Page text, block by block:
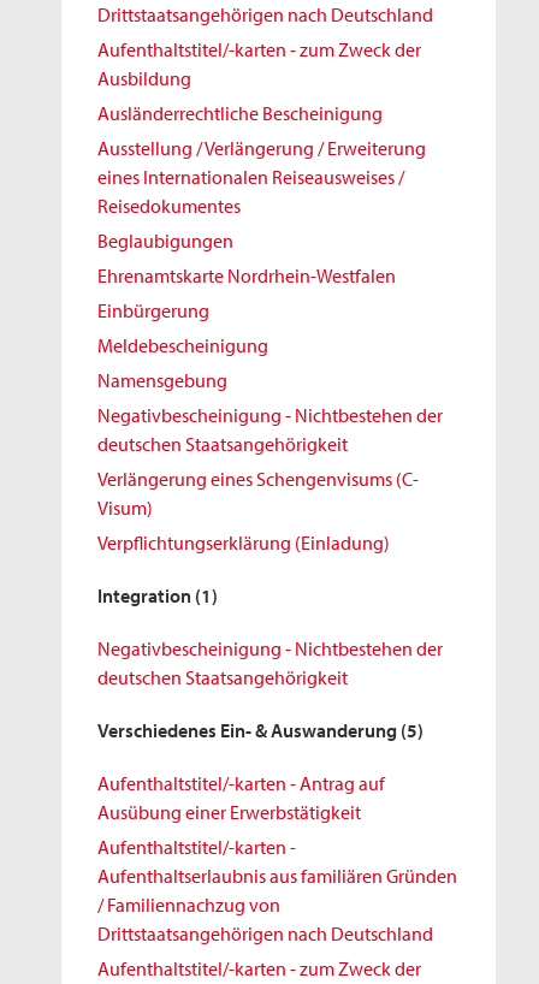
Drittstaatsangehörigen nach Deutschland
Aufenthaltstitel/-karten - zum Zweck der
Ausbildung
Ausländerrechtliche Bescheinigung
Ausstellung / Verlängerung / Erweiterung
eines Internationalen Reiseausweises /
Reisedokumentes
Beglaubigungen
Ehrenamtskarte Nordrhein-Westfalen
Einbürgerung
Meldebescheinigung
Namensgebung
Negativbescheinigung - Nichtbestehen der
deutschen Staatsangehörigkeit
Verlängerung eines Schengenvisums (C-
Visum)
Verpflichtungserklärung (Einladung)
Integration (1)
Negativbescheinigung - Nichtbestehen der
deutschen Staatsangehörigkeit
Verschiedenes Ein- & Auswanderung (5)
Aufenthaltstitel/-karten - Antrag auf
Ausübung einer Erwerbstätigkeit
Aufenthaltstitel/-karten -
Aufenthaltserlaubnis aus familiären Gründen
/ Familiennachzug von
Drittstaatsangehörigen nach Deutschland
Aufenthaltstitel/-karten - zum Zweck der